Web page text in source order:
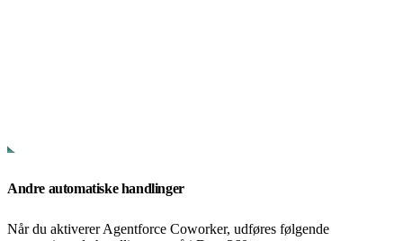
Andre automatiske handlinger
Når du aktiverer Agentforce Coworker, udføres følgende